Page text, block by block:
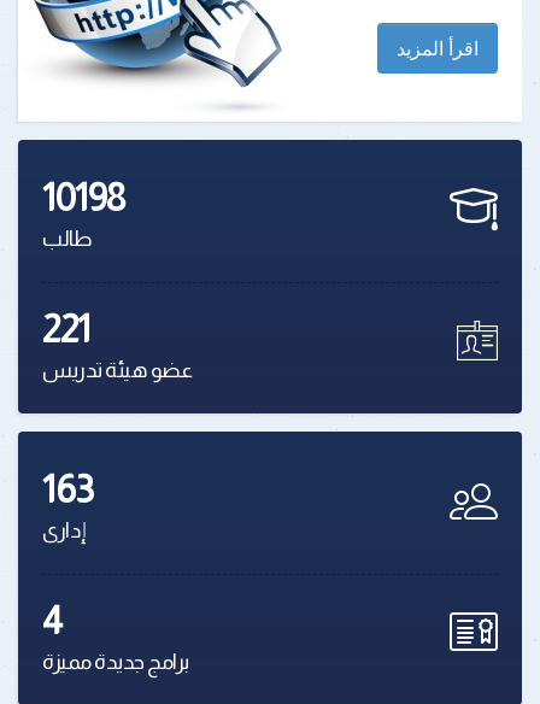
اقرأ المزيد
10198
طالب
221
عضو هيئة تدريس
163
إدارى
4
برامج جديدة مميزة